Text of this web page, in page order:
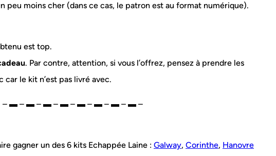
peu moins cher (dans ce cas, le patron est au format numérique).
est top.
. Par contre, attention, si vous l’offrez, pensez à prendre les
le kit n’est pas livré avec.
– ▬ – ▬ – ▬ – ▬ – ▬ – ▬ – ▬ – ▬ –
gagner un des 6 kits Echappée Laine : Galway, Corinthe, Hanovre